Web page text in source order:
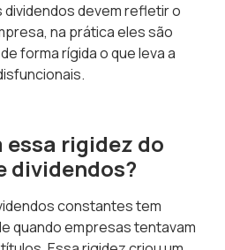
devem refletir o
na prática eles são
forma rígida o que leva a
essa rigidez do
dividendos?
constantes tem
quando empresas tentavam